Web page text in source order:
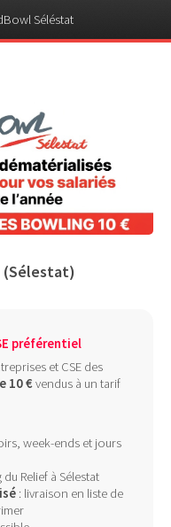
(Sélestat)
préférentiel
et CSE des
10 €vendus à un tarif
week-ends et jours
Relief à Sélestat
: livraison en liste de
Séléstat